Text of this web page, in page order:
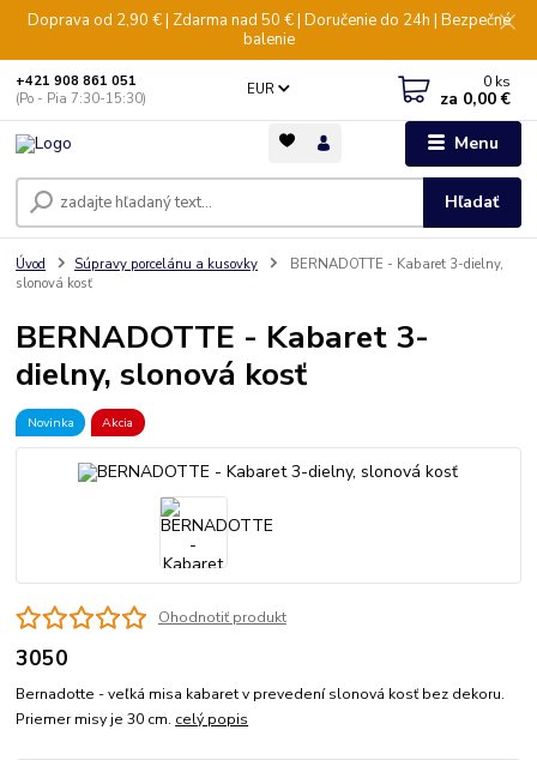
Doprava od 2,90 € | Zdarma nad 50 € | Doručenie do 24h | Bezpečné
balenie
Menu
EUR
Hľadať
+421 908 861 051
(Po - Pia 7:30-15:30)
0 ks
za 0,00 €
Úvod Súpravy porcelánu a kusovky
BERNADOTTE - Kabaret 3-dielny,
slonová kosť
BERNADOTTE - Kabaret 3-
dielny, slonová kosť
Novinka Akcia
Ohodnotiť produkt
3050
Bernadotte - veľká misa kabaret v prevedení slonová kosť bez dekoru.
Priemer misy je 30 cm. celý popis